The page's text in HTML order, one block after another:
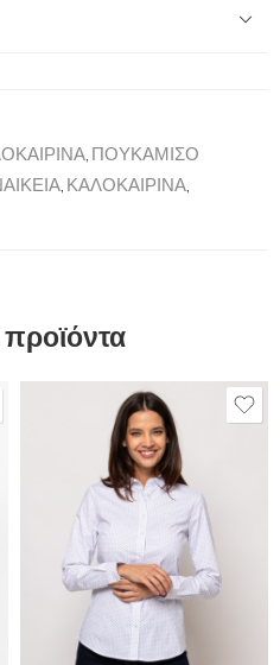
, ΠΟΥΚΑΜΙΣΟ
, ΚΑΛΟΚΑΙΡΙΝΑ,
προϊόντα